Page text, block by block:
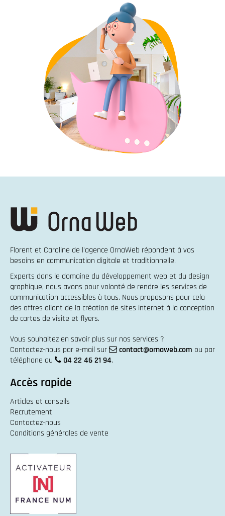
Florent et Caroline de l'agence OrnaWeb répondent à vos
besoins en communication digitale et traditionnelle.
Experts dans le domaine du développement web et du design
graphique, nous avons pour volonté de rendre les services de
communication accessibles à tous. Nous proposons pour cela
des offres allant de la création de sites internet à la conception
de cartes de visite et flyers.
Vous souhaitez en savoir plus sur nos services ?
Contactez-nous par e-mail sur
contact@ornaweb.com ou par
téléphone au
04 22 46 21 94.
Accès rapide
Articles et conseils
Recrutement
Contactez-nous
Conditions générales de vente